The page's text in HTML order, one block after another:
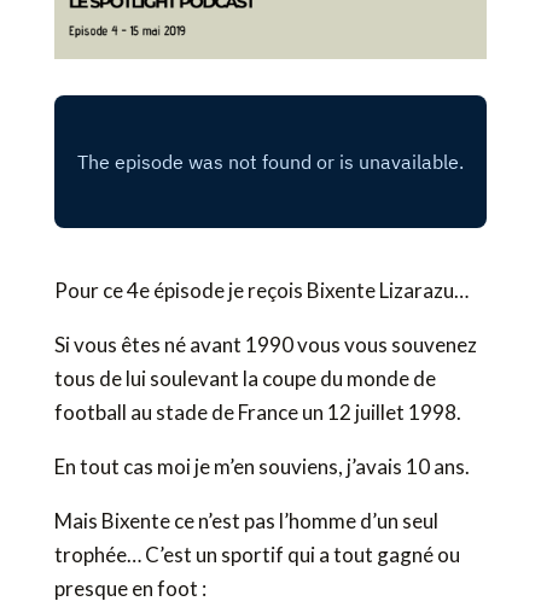
Pour ce 4e épisode je reçois Bixente Lizarazu…
Si vous êtes né avant 1990 vous vous souvenez
tous de lui soulevant la coupe du monde de
football au stade de France un 12 juillet 1998.
En tout cas moi je m’en souviens, j’avais 10 ans.
Mais Bixente ce n’est pas l’homme d’un seul
trophée… C’est un sportif qui a tout gagné ou
presque en foot :